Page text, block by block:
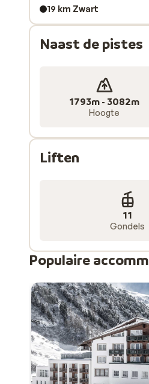
19 km Zwart
Naast de pistes
1793m - 3082m
Hoogte
Liften
11
Gondels
Populaire